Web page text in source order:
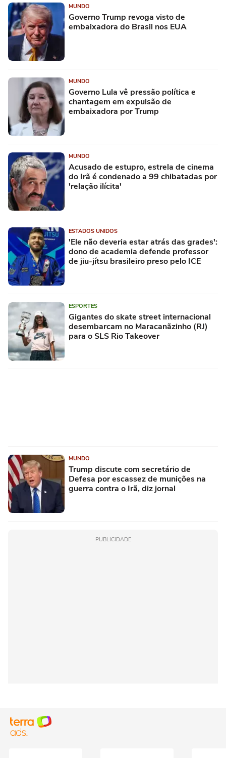
MUNDO
Governo Trump revoga visto de
embaixadora do Brasil nos EUA
MUNDO
Governo Lula vê pressão política e
chantagem em expulsão de
embaixadora por Trump
MUNDO
Acusado de estupro, estrela de cinema
do Irã é condenado a 99 chibatadas por
'relação ilícita'
ESTADOS UNIDOS
'Ele não deveria estar atrás das grades':
dono de academia defende professor
de jiu-jítsu brasileiro preso pelo ICE
ESPORTES
Gigantes do skate street internacional
desembarcam no Maracanãzinho (RJ)
para o SLS Rio Takeover
MUNDO
Trump discute com secretário de
Defesa por escassez de munições na
guerra contra o Irã, diz jornal
PUBLICIDADE